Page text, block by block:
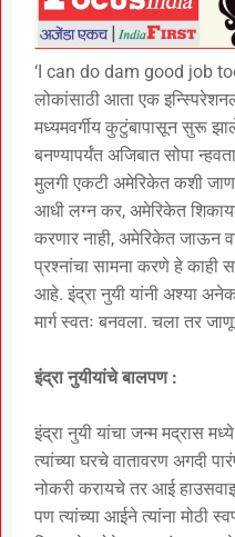
‘I can do dam good job
लोकांसाठी आता एक
मध्यमवर्गीय कुटुंबापासून सुरू
बनण्यापर्यंत अजिबात सोपा
मुलगी एकटी अमेरिकेत कशी
आधी लग्न कर, अमेरिकेत
करणार नाही, अमेरिकेत जाऊन
प्रश्नांचा सामना करणे हे काही
आहे. इंद्रा नुयी यांनी अश्या
मार्ग स्वतः बनवला. चला तर
इंद्रा नुयीयांचे बालपण :
इंद्रा नुयी यांचा जन्म मद्रास
त्यांच्या घरचे वातावरण अगदी
नोकरी करायचे तर आई
पण त्यांच्या आईने त्यांना मोठी